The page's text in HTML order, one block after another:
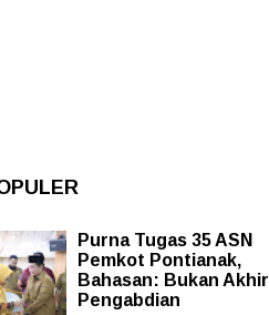
Purna Tugas 35 ASN
Pemkot Pontianak,
Bahasan: Bukan Akhir
Pengabdian